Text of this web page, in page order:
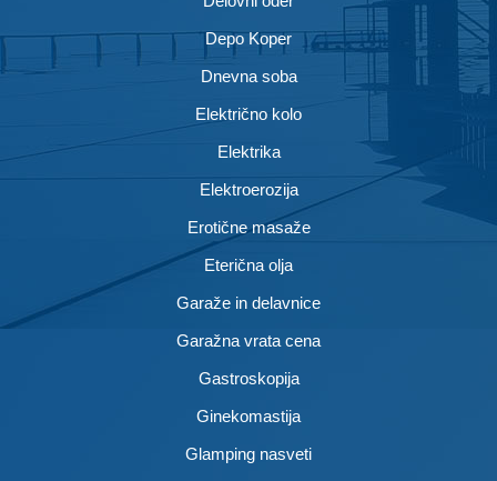
Depo Koper
Dnevna soba
Električno kolo
Elektrika
Elektroerozija
Erotične masaže
Eterična olja
Garaže in delavnice
Garažna vrata cena
Gastroskopija
Ginekomastija
Glamping nasveti